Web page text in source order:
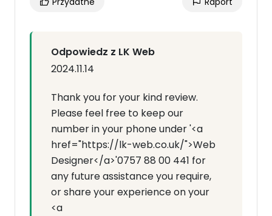
Odpowiedz z LK Web
2024.11.14
Thank you for your kind review.
Please feel free to keep our
number in your phone under '<a
href="https://lk-web.co.uk/">Web
Designer</a>'0757 88 00 441 for
any future assistance you require,
or share your experience on your
<a